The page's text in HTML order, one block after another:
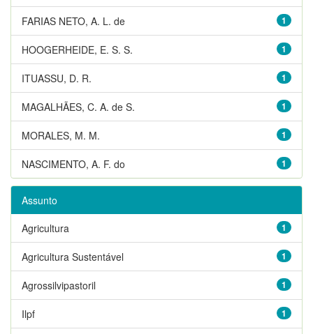
1
FARIAS NETO, A. L. de
1
HOOGERHEIDE, E. S. S.
1
ITUASSU, D. R.
1
MAGALHÃES, C. A. de S.
1
MORALES, M. M.
1
NASCIMENTO, A. F. do
Assunto
1
Agricultura
1
Agricultura Sustentável
1
Agrossilvipastoril
1
Ilpf